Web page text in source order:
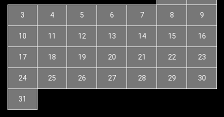
3 4 5 6 7 8 9
10 11 12 13 14 15 16
17 18 19 20 21 22 23
24 25 26 27 28 29 30
31